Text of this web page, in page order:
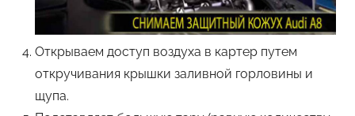
Открываем доступ воздуха в картер путем
откручивания крышки заливной горловины и
щупа.